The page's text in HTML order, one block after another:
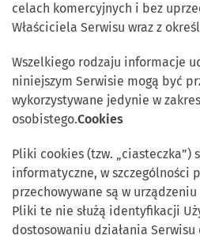
celach komercyjnych i bez
Właściciela Serwisu wraz z
Wszelkiego rodzaju informacje
niniejszym Serwisie mogą być
wykorzystywane jedynie w
osobistego.Cookies
Pliki cookies (tzw. „ciasteczka”)
informatyczne, w szczególności
przechowywane są w
Pliki te nie służą identyfikacji
dostosowaniu działania